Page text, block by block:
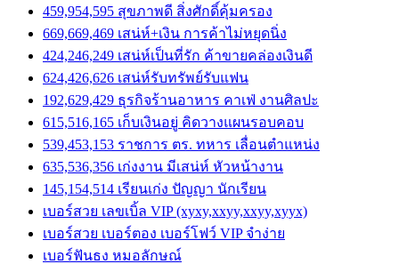
459,954,595 สุขภาพดี สิ่งศักดิ์คุ้มครอง
669,669,469 เสน่ห์+เงิน การค้าไม่หยุดนิ่ง
424,246,249 เสน่ห์เป็นที่รัก ค้าขายคล่องเงินดี
624,426,626 เสน่ห์รับทรัพย์รับแฟน
192,629,429 ธุรกิจร้านอาหาร คาเฟ่ งานศิลปะ
615,516,165 เก็บเงินอยู่ คิดวางแผนรอบคอบ
539,453,153 ราชการ ตร. ทหาร เลื่อนตำแหน่ง
635,536,356 เก่งงาน มีเสน่ห์ หัวหน้างาน
145,154,514 เรียนเก่ง ปัญญา นักเรียน
เบอร์สวย เลขเบิ้ล VIP (xyxy,xxyy,xxyy,xyyx)
เบอร์สวย เบอร์ตอง เบอร์โฟว์ VIP จำง่าย
เบอร์ฟันธง หมอลักษณ์